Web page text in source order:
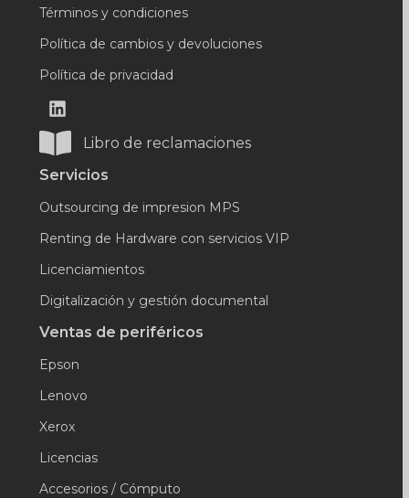
Términos y condiciones
Política de cambios y devoluciones
Política de privacidad
Libro de reclamaciones
Servicios
Outsourcing de impresion MPS
Renting de Hardware con servicios VIP
Licenciamientos
Digitalización y gestión documental
Ventas de periféricos
Epson
Lenovo
Xerox
Licencias
Accesorios / Cómputo